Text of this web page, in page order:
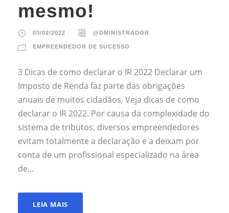
mesmo!
03/02/2022 @DMINISTRADOR
EMPREENDEDOR DE SUCESSO
3 Dicas de como declarar o IR 2022 Declarar um
Imposto de Renda faz parte das obrigações
anuais de muitos cidadãos. Veja dicas de como
declarar o IR 2022. Por causa da complexidade do
sistema de tributos, diversos empreendedores
evitam totalmente a declaração e a deixam por
conta de um profissional especializado na área
de...
LEIA MAIS